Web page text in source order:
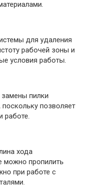
для удаления
рабочей зоны и
условия работы.
пилки
позволяет
работе.
хода
можно пропилить
при работе с